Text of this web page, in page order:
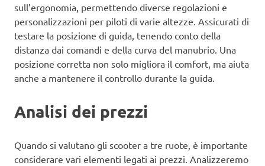
sull’ergonomia, permettendo diverse regolazioni e
personalizzazioni per piloti di varie altezze. Assicurati di
testare la posizione di guida, tenendo conto della
distanza dai comandi e della curva del manubrio. Una
posizione corretta non solo migliora il comfort, ma aiuta
anche a mantenere il controllo durante la guida.
Analisi dei prezzi
Quando si valutano gli scooter a tre ruote, è importante
considerare vari elementi legati ai prezzi. Analizzeremo